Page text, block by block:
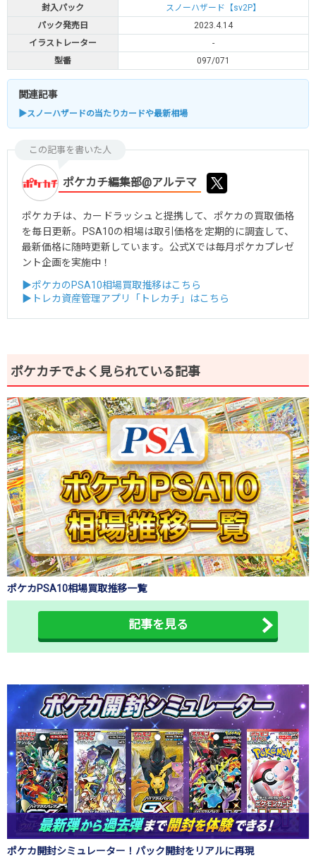
封入パック
スノーハザード【sv2P】
パック発売日
2023.4.14
イラストレーター
-
型番
097/071
関連記事
▶スノーハザードの当たりカードや最新相場
この記事を書いた人
ポケカチ編集部@アルテマ
ポケカチは、カードラッシュと提携して、ポケカの買取価格
を毎日更新。PSA10の相場は取引価格を定期的に調査して、
最新価格に随時更新しています。公式Xでは毎月ポケカプレゼ
ント企画を実施中！
▶ポケカのPSA10相場買取推移はこちら
▶トレカ資産管理アプリ「トレカチ」はこちら
ポケカチでよく見られている記事
ポケカPSA10相場買取推移一覧
記事を見る
ポケカ開封シミュレーター！パック開封をリアルに再現